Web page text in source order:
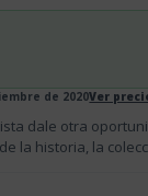
de 2020Ver
dale otra
la historia, la